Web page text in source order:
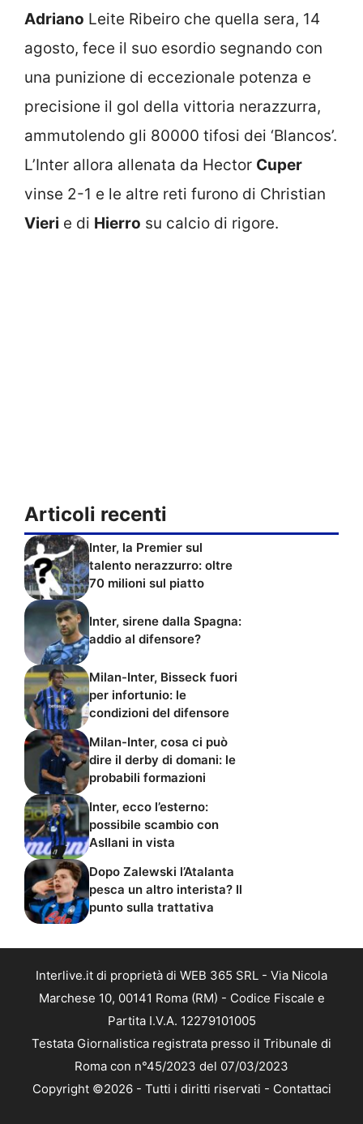
Adriano Leite Ribeiro che quella sera, 14
agosto, fece il suo esordio segnando con
una punizione di eccezionale potenza e
precisione il gol della vittoria nerazzurra,
ammutolendo gli 80000 tifosi dei ‘Blancos’.
L’Inter allora allenata da Hector Cuper
vinse 2-1 e le altre reti furono di Christian
Vieri e di Hierro su calcio di rigore.
Articoli recenti
Inter, la Premier sul
talento nerazzurro: oltre
70 milioni sul piatto
Inter, sirene dalla Spagna:
addio al difensore?
Milan-Inter, Bisseck fuori
per infortunio: le
condizioni del difensore
Milan-Inter, cosa ci può
dire il derby di domani: le
probabili formazioni
Inter, ecco l’esterno:
possibile scambio con
Asllani in vista
Dopo Zalewski l’Atalanta
pesca un altro interista? Il
punto sulla trattativa
Interlive.it di proprietà di WEB 365 SRL - Via Nicola
Marchese 10, 00141 Roma (RM) - Codice Fiscale e
Partita I.V.A. 12279101005
Testata Giornalistica registrata presso il Tribunale di
Roma con n°45/2023 del 07/03/2023
Copyright ©2026 - Tutti i diritti riservati - Contattaci